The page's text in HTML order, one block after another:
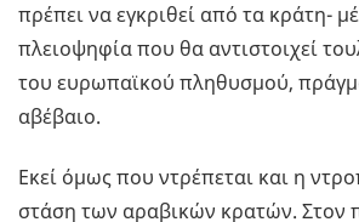
πρέπει να εγκριθεί από τα κράτη-
πλειοψηφία που θα αντιστοιχεί
του ευρωπαϊκού πληθυσμού,
αβέβαιο.
Εκεί όμως που ντρέπεται και η
στάση των αραβικών κρατών. Στον